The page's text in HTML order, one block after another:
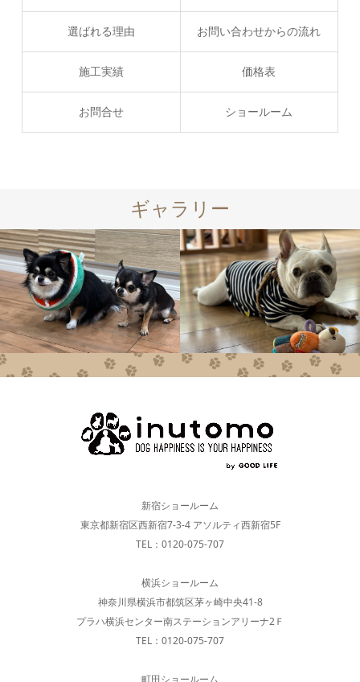
選ばれる理由 お問い合わせからの流れ
施工実績 価格表
お問合せ ショールーム
ギャラリー
新宿ショールーム
東京都新宿区西新宿7-3-4 アソルティ西新宿5F
TEL：0120-075-707
横浜ショールーム
神奈川県横浜市都筑区茅ヶ崎中央41-8
プラハ横浜センター南ステーションアリーナ2Ｆ
TEL：0120-075-707
町田ショールーム